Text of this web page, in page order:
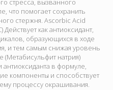
стресса, вызванного
что помогает сохранить
стержня. Ascorbic Acid
как антиоксидант,
образующихся в ходе
и тем самым снижая уровень
натрия)
в формуле,
компоненты и способствует
процессу окрашивания.